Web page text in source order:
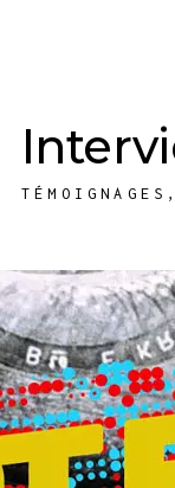
TÉMOIGNAGES